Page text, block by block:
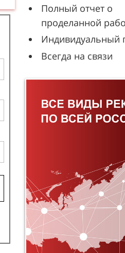
Полный отчет о
проделанной
Индивидуальный
Всегда на связи